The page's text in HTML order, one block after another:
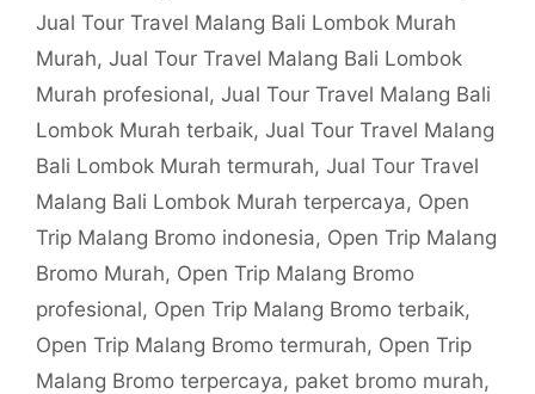
Jual Tour Travel Malang Bali Lombok Murah
Murah, Jual Tour Travel Malang Bali Lombok
Murah profesional, Jual Tour Travel Malang Bali
Lombok Murah terbaik, Jual Tour Travel Malang
Bali Lombok Murah termurah, Jual Tour Travel
Malang Bali Lombok Murah terpercaya, Open
Trip Malang Bromo indonesia, Open Trip Malang
Bromo Murah, Open Trip Malang Bromo
profesional, Open Trip Malang Bromo terbaik,
Open Trip Malang Bromo termurah, Open Trip
Malang Bromo terpercaya, paket bromo murah,